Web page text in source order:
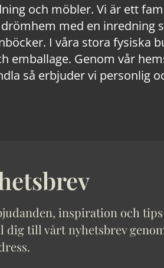
och möbler. Vi är ett
med en inredning
I våra stora fysiska
emballage. Genom vår
så erbjuder vi personlig
inspiration och
dig till vårt nyhetsbrev